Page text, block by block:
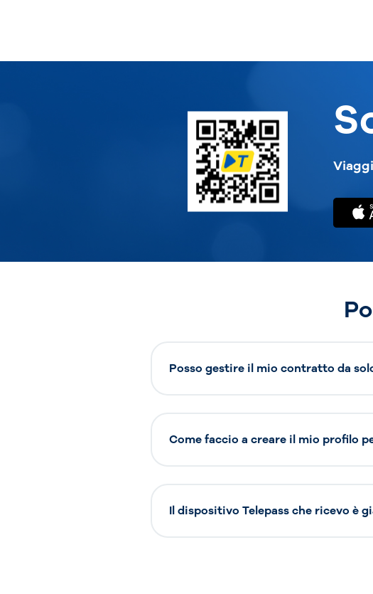
Posso gestire il mio contratto da
Come faccio a creare il mio profilo
Il dispositivo Telepass che ricevo è